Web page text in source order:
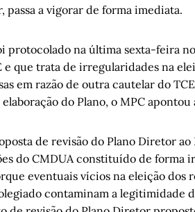
passa a vigorar de forma imediata.
protocolado na última sexta-feira
que trata de irregularidades na
em razão de outra cautelar do
do Plano, o MPC
de revisão do Plano Diretor
do CMDUA constituído de forma
eventuais vícios na eleição dos
contaminam a legitimidade